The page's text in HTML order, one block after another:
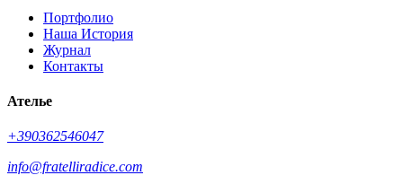
Портфолио
Наша История
Журнал
Контакты
Ателье
+390362546047
info@fratelliradice.com